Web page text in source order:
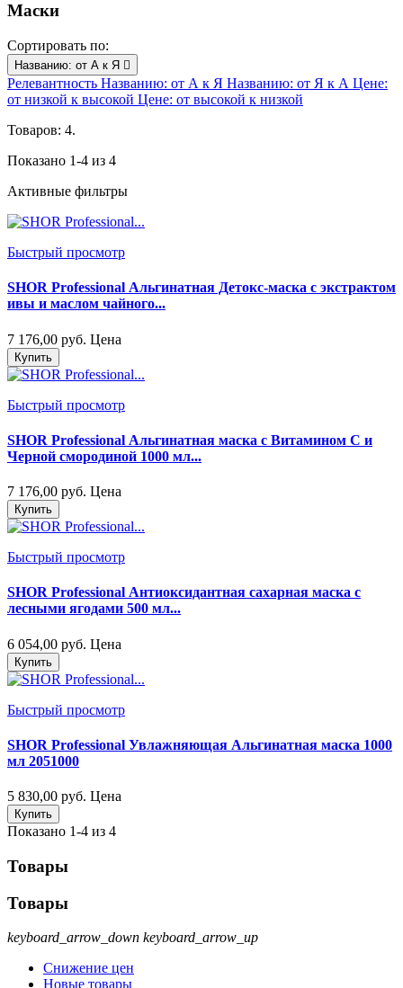
Маски
Сортировать по:
Названию: от А к Я 
Релевантность Названию: от А к Я Названию: от Я к А Цене:
от низкой к высокой Цене: от высокой к низкой
Товаров: 4.
Показано 1-4 из 4
Активные фильтры
Быстрый просмотр
SHOR Professional Альгинатная Детокс-маска с экстрактом
ивы и маслом чайного...
7 176,00 руб. Цена
Купить
Быстрый просмотр
SHOR Professional Альгинатная маска с Витамином С и
Черной смородиной 1000 мл...
7 176,00 руб. Цена
Купить
Быстрый просмотр
SHOR Professional Антиоксидантная сахарная маска с
лесными ягодами 500 мл...
6 054,00 руб. Цена
Купить
Быстрый просмотр
SHOR Professional Увлажняющая Альгинатная маска 1000
мл 2051000
5 830,00 руб. Цена
Купить
Показано 1-4 из 4
Товары
Товары
keyboard_arrow_down keyboard_arrow_up
Снижение цен
Новые товары